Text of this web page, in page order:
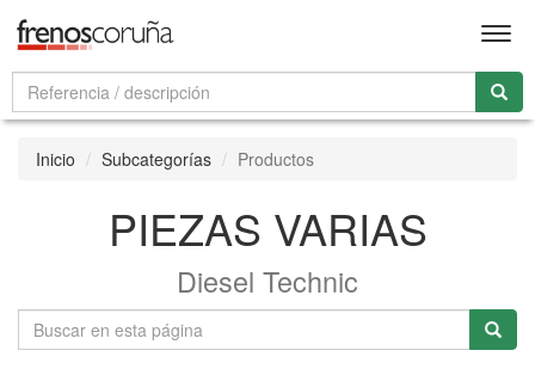
Inicio Subcategorías Productos
PIEZAS VARIAS
Diesel Technic